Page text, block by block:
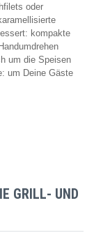
oder
kompakte
um die Speisen
um Deine Gäste
GRILL- UND